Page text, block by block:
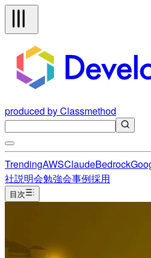
produced by Classmethod
TrendingAWSClaudeBedrock
社説明会勉強会事例採用
目次